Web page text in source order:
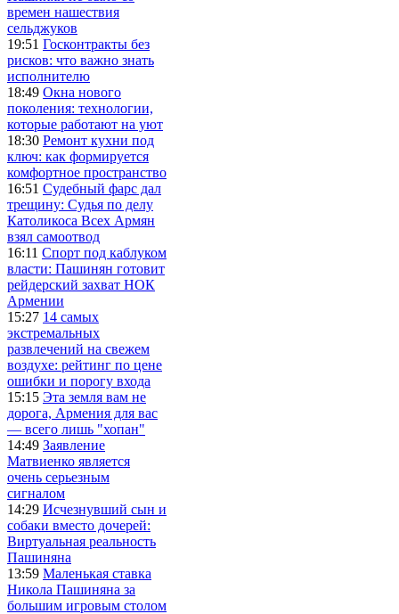
времен нашествия
сельджуков
19:51 Госконтракты без
рисков: что важно знать
исполнителю
18:49 Окна нового
поколения: технологии,
которые работают на уют
18:30 Ремонт кухни под
ключ: как формируется
комфортное пространство
16:51 Судебный фарс дал
трещину: Судья по делу
Католикоса Всех Армян
взял самоотвод
16:11 Спорт под каблуком
власти: Пашинян готовит
рейдерский захват НОК
Армении
15:27 14 самых
экстремальных
развлечений на свежем
воздухе: рейтинг по цене
ошибки и порогу входа
15:15 Эта земля вам не
дорога, Армения для вас
— всего лишь "хопан"
14:49 Заявление
Матвиенко является
очень серьезным
сигналом
14:29 Исчезнувший сын и
собаки вместо дочерей:
Виртуальная реальность
Пашиняна
13:59 Маленькая ставка
Никола Пашиняна за
большим игровым столом